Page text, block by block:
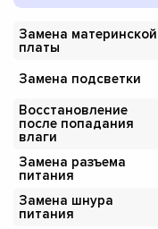
Замена материнской
платы
Замена подсветки
Восстановление
после попадания
влаги
Замена разъема
питания
Замена шнура
питания